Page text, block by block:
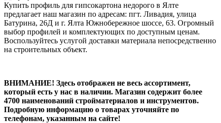
Купить профиль для гипсокартона недорого в Ялте
предлагает наш магазин по адресам: пгт. Ливадия, улица
Батурина, 26Д и г. Ялта Южнобережное шоссе, 63. Огромный
выбор профилей и комплектующих по доступным ценам.
Воспользуйтесь услугой доставки материала непосредственно
на строительных объект.
ВНИМАНИЕ! Здесь отображен не весь ассортимент,
который есть у нас в наличии. Магазин содержит более
4700 наименований стройматериалов и инструментов.
Подробную информацию о товарах уточняйте по
телефонам, указанным на сайте!